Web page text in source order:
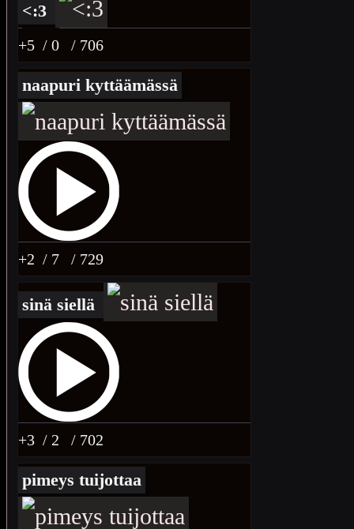
<:3
+5 / 0 / 706
naapuri kyttäämässä
+2 / 7 / 729
sinä siellä
+3 / 2 / 702
pimeys tuijottaa